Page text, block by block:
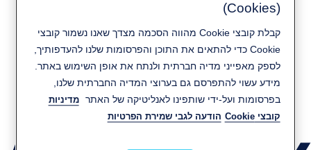
חדשות ומדיה
יצירת קשר
אודות ASSA ABLOY
קריירה באסא אבלוי
שירות והתקנות
(Cookies)
קבלת קובצי Cookie מהווה הסכמה מצדך שאנו נשמור קובצי
Cookie כדי להתאים את התוכן והפרסומות שלנו להעדפותיך,
לספק מאפייני מדיה חברתית ולנתח את אופן השימוש באתר.
מידע עשוי להתפרסם גם בערוצי המדיה החברתית שלנו,
בפרסומות ועל-ידי שותפינו לאנליטיקה של האתר
מדיניות
קובצי Cookie
הודעה לגבי שמירת הפרטיות